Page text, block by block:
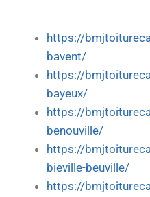
https://
bavent/
https://
bayeux/
https://
benouville/
https://
bieville-beuville/
https://